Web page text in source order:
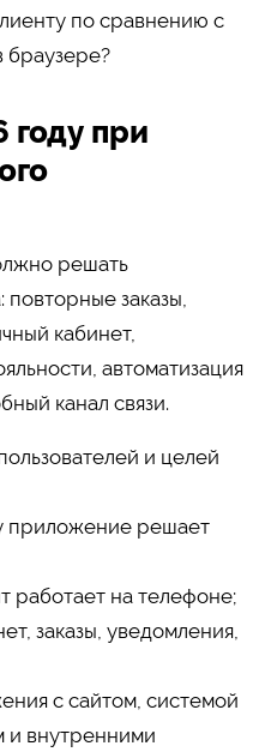
по сравнению с
браузере?
году при
решать
заказы,
кабинет,
автоматизация
канал связи.
и целей
приложение решает
работает на телефоне;
заказы, уведомления,
с сайтом, системой
и внутренними